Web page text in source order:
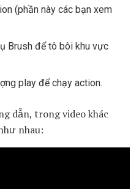
(phần này các bạn xem
Brush để tô bôi khu vực
play để chạy action.
dẫn, trong video khác
nhau: